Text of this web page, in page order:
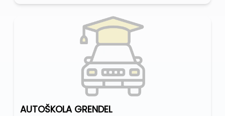
AUTOŠKOLA GRENDEL